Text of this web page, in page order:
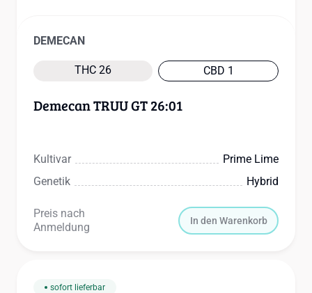
DEMECAN
THC 26 CBD 1
Demecan TRUU GT 26:01
Kultivar
Prime Lime
Genetik
Hybrid
Preis nach
Anmeldung
In den Warenkorb
sofort lieferbar